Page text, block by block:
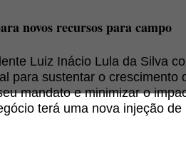
novos recursos para campo
Luiz Inácio Lula da Silva
para sustentar o crescimento
mandato e minimizar o
terá uma nova injeção de